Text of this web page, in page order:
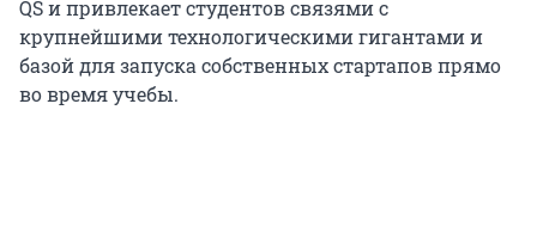
QS и привлекает студентов связями с
крупнейшими технологическими гигантами и
базой для запуска собственных стартапов прямо
во время учебы.